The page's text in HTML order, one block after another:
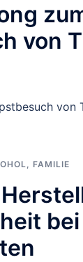
von
von
, FAMILIE
bei